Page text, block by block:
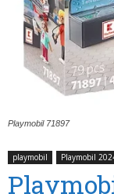
Playmobil 71897
playmobil Playmobil